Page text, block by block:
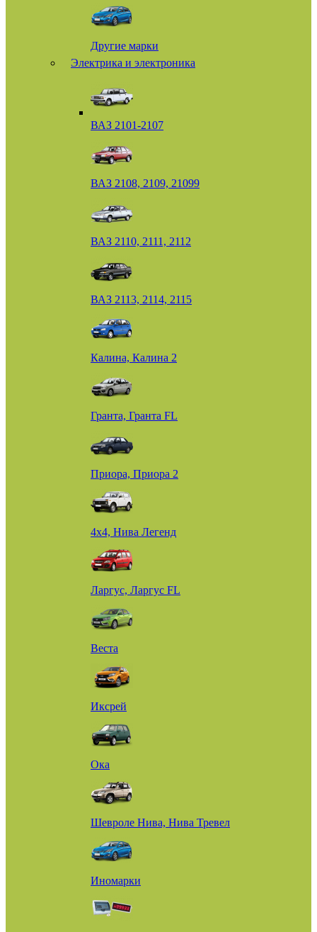
Другие марки
Электрика и электроника
ВАЗ 2101-2107
ВАЗ 2108, 2109, 21099
ВАЗ 2110, 2111, 2112
ВАЗ 2113, 2114, 2115
Калина, Калина 2
Гранта, Гранта FL
Приора, Приора 2
4х4, Нива Легенд
Ларгус, Ларгус FL
Веста
Иксрей
Ока
Шевроле Нива, Нива Тревел
Иномарки